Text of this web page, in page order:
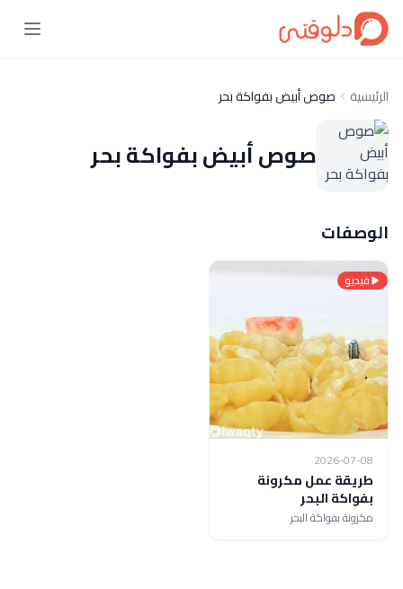
الرئيسية صوص أبيض بفواكة بحر
صوص أبيض بفواكة بحر
الوصفات
فيديو
2026-07-08
طريقة عمل مكرونة
بفواكة البحر
مكرونة بفواكة البحر